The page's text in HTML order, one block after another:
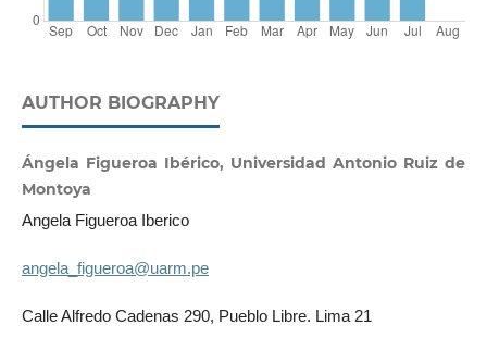
AUTHOR BIOGRAPHY
Ángela Figueroa Ibérico, Universidad Antonio Ruiz de
Montoya
Angela Figueroa Iberico
angela_figueroa@uarm.pe
Calle Alfredo Cadenas 290, Pueblo Libre. Lima 21